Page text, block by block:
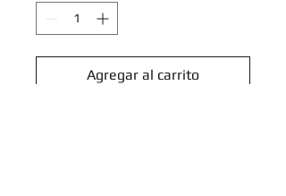
Agregar al carrito